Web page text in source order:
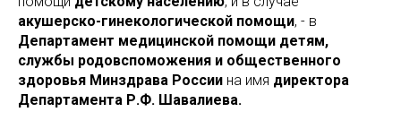
акушерско-гинекологической помощи, - в
Департамент медицинской помощи детям,
службы родовспоможения и общественного
здоровья Минздрава России на имя директора
Департамента Р.Ф. Шавалиева.